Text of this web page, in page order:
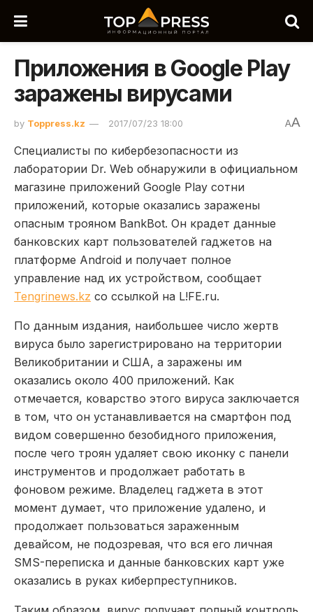
Приложения в Google Play
заражены вирусами
by Toppress.kz 2017/07/23 18:00 AA
Специалисты по кибербезопасности из
лаборатории Dr. Web обнаружили в официальном
магазине приложений Google Play сотни
приложений, которые оказались заражены
опасным трояном BankBot. Он крадет данные
банковских карт пользователей гаджетов на
платформе Android и получает полное
управление над их устройством, сообщает
Tengrinews.kz со ссылкой на L!FE.ru.
По данным издания, наибольшее число жертв
вируса было зарегистрировано на территории
Великобритании и США, а заражены им
оказались около 400 приложений. Как
отмечается, коварство этого вируса заключается
в том, что он устанавливается на смартфон под
видом совершенно безобидного приложения,
после чего троян удаляет свою иконку с панели
инструментов и продолжает работать в
фоновом режиме. Владелец гаджета в этот
момент думает, что приложение удалено, и
продолжает пользоваться зараженным
девайсом, не подозревая, что вся его личная
SMS-переписка и данные банковских карт уже
оказались в руках киберпреступников.